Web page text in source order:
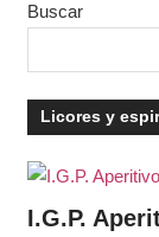
Buscar
Licores y
I.G.P.